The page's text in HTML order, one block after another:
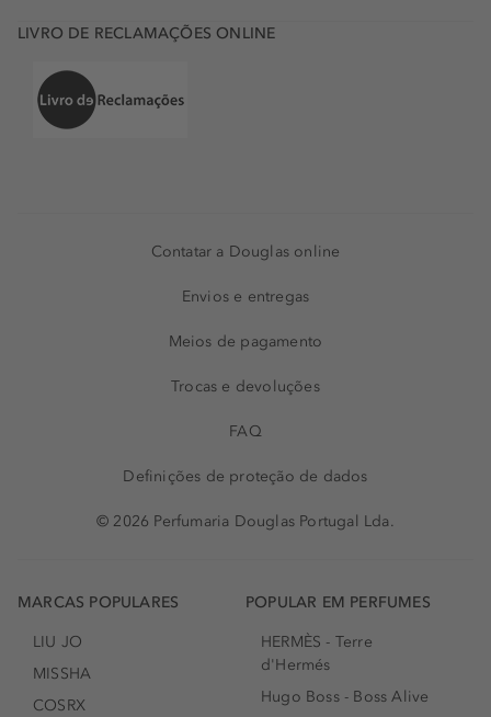
LIVRO DE RECLAMAÇÕES ONLINE
Contatar a Douglas online
Envios e entregas
Meios de pagamento
Trocas e devoluções
FAQ
Definições de proteção de dados
© 2026 Perfumaria Douglas Portugal Lda.
MARCAS POPULARES
LIU JO
MISSHA
COSRX
POPULAR EM PERFUMES
HERMÈS - Terre
d'Hermés
Hugo Boss - Boss Alive